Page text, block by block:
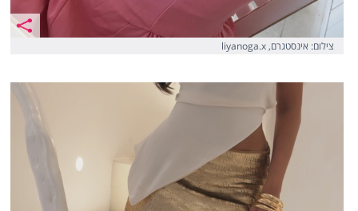
צילום: אינסטגרם, liyanoga.x